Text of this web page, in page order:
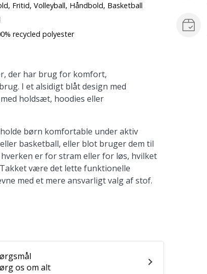
Fritid, Volleyball, Håndbold, Basketball
recycled polyester
der har brug for komfort,
I et alsidigt blåt design med
holdsæt, hoodies eller
børn komfortable under aktiv
basketball, eller blot bruger dem til
er for stram eller for løs, hvilket
være det lette funktionelle
med et mere ansvarligt valg af stof.
os om alt